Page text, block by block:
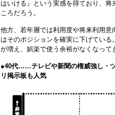
はいける』という実感を得ており、
ころだろう。
他方、若年層では利用度や将来利用
はそのポジションを確実に下げてい
が増え、娯楽で使う余裕がなくなって
●40代……テレビや新聞の権威強し・
リ掲示板も人気